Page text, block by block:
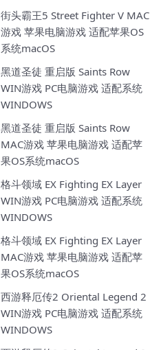
街头霸王5 Street Fighter V MAC
游戏 苹果电脑游戏 适配苹果OS
系统macOS
黑道圣徒 重启版 Saints Row
WIN游戏 PC电脑游戏 适配系统
WINDOWS
黑道圣徒 重启版 Saints Row
MAC游戏 苹果电脑游戏 适配苹
果OS系统macOS
格斗领域 EX Fighting EX Layer
WIN游戏 PC电脑游戏 适配系统
WINDOWS
格斗领域 EX Fighting EX Layer
MAC游戏 苹果电脑游戏 适配苹
果OS系统macOS
西游释厄传2 Oriental Legend 2
WIN游戏 PC电脑游戏 适配系统
WINDOWS